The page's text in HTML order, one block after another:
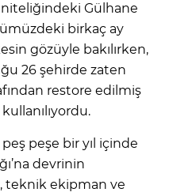
Gülhane
birkaç ay
gözüyle bakılırken,
26 şehirde zaten
restore edilmiş
peşe bir yıl içinde
devrinin
teknik ekipman ve